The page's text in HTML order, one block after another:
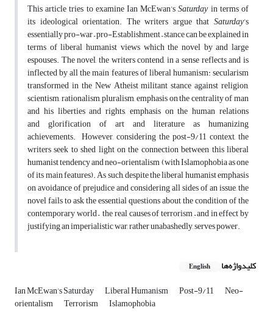
This article tries to examine Ian McEwan’sSaturdayin terms of
its ideological orientation. The writers argue that Saturday’s
essentially pro-war – pro-Establishment – stance can be explained in
terms of liberal humanist views which the novel by and large
espouses. The novel, the writers contend, in a sense reflects and is
inflected by all the main features of liberal humanism: secularism
transformed in the New Atheist militant stance against religion,
scientism, rationalism, pluralism, emphasis on the centrality of man
and his liberties and rights, emphasis on the human relations
and glorification of art and literature as humanizing
achievements. However, considering the post-9/11 context, the
writers seek to shed light on the connection between this liberal
humanist tendency and neo-orientalism (with Islamophobia as one
of its main features). As such, despite the liberal humanist emphasis
on avoidance of prejudice and considering all sides of an issue, the
novel fails to ask the essential questions about the condition of the
contemporary world – the real causes of terrorism – and in effect by
justifying an imperialistic war, rather unabashedly, serves power.
کلیدواژه‌ها English
Ian McEwan’s Saturday Liberal Humanism Post-9/11 Neo-
orientalism Terrorism Islamophobia